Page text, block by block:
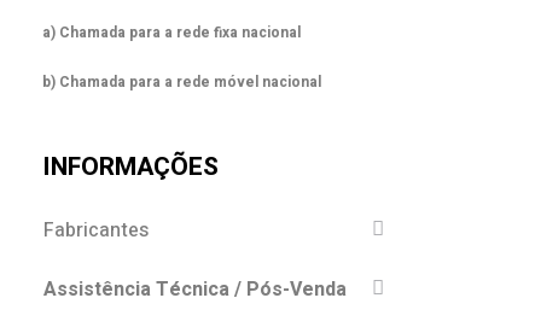
a) Chamada para a rede fixa nacional
b) Chamada para a rede móvel nacional
INFORMAÇÕES
Fabricantes
Assistência Técnica / Pós-Venda